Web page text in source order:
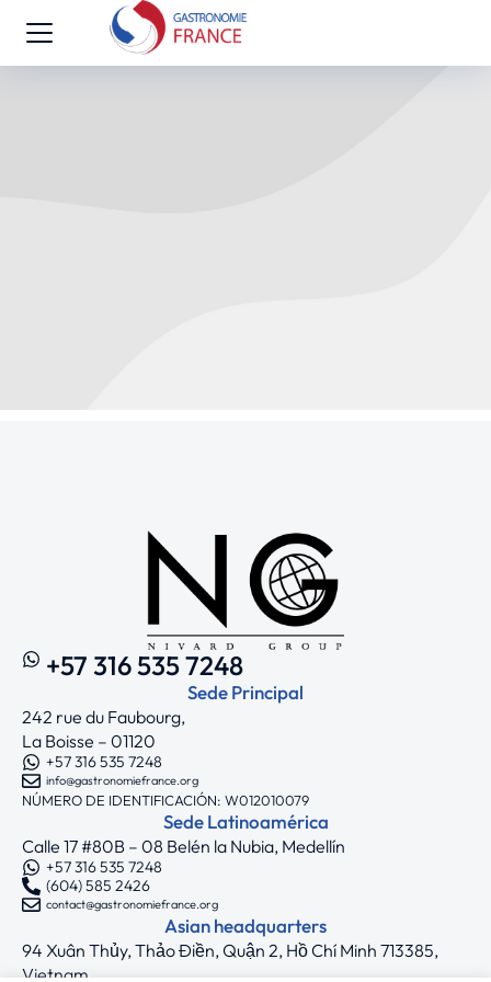
+57 316 535 7248
Sede Principal
242 rue du Faubourg,
La Boisse – 01120
+57 316 535 7248
info@gastronomiefrance.org
NÚMERO DE IDENTIFICACIÓN: W012010079
Sede Latinoamérica
Calle 17 #80B – 08 Belén la Nubia, Medellín
+57 316 535 7248
(604) 585 2426
contact@gastronomiefrance.org
Asian headquarters
94 Xuân Thủy, Thảo Điền, Quận 2, Hồ Chí Minh 713385,
Vietnam